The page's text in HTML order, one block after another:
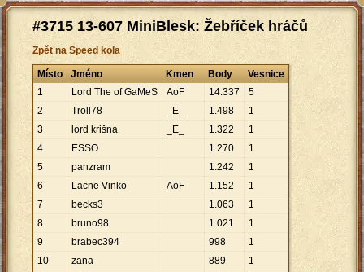
#3715 13-607 MiniBlesk: Žebříček hráčů
Zpět na Speed kola
Místo Jméno Kmen Body
Vesnice
1
Lord The of GaMeS AoF 14.337
5
2
Troll78 _E_ 1.498
1
3
lord krišna _E_ 1.322
1
4
ESSO 1.270
1
5
panzram 1.242
1
6
Lacne Vinko AoF 1.152
1
7
becks3 1.063
1
8
bruno98 1.021
1
9
brabec394 998
1
10
zana 889
1